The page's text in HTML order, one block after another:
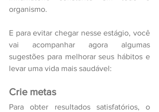
organismo.
E para evitar chegar nesse estágio, você
vai acompanhar agora algumas
sugestões para melhorar seus hábitos e
levar uma vida mais saudável:
Crie metas
Para obter resultados satisfatórios, o